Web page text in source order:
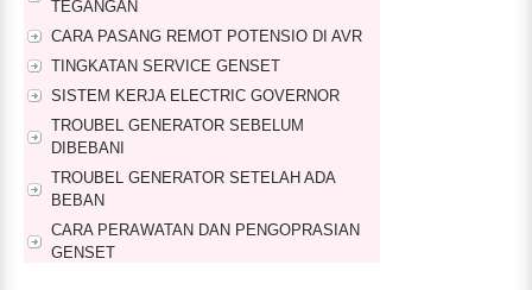
TEGANGAN
CARA PASANG REMOT POTENSIO DI AVR
TINGKATAN SERVICE GENSET
SISTEM KERJA ELECTRIC GOVERNOR
TROUBEL GENERATOR SEBELUM
DIBEBANI
TROUBEL GENERATOR SETELAH ADA
BEBAN
CARA PERAWATAN DAN PENGOPRASIAN
GENSET